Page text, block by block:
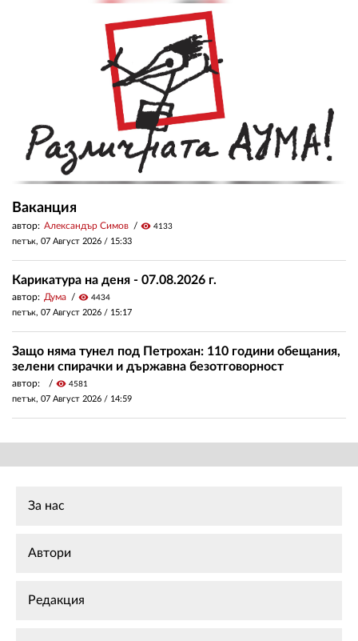
Ваканция
автор: Александър Симов visibility 4133
петък, 07 Август 2026 / 15:33
Карикатура на деня - 07.08.2026 г.
автор: Дума visibility 4434
петък, 07 Август 2026 / 15:17
Защо няма тунел под Петрохан: 110 години обещания,
зелени спирачки и държавна безотговорност
автор: visibility 4581
петък, 07 Август 2026 / 14:59
За нас
Автори
Редакция